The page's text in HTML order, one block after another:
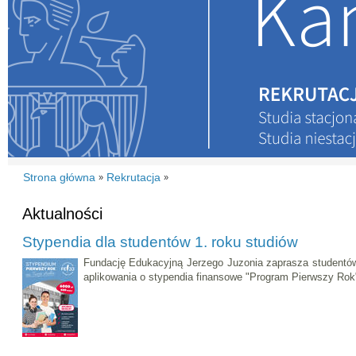
Strona główna » Rekrutacja »
Aktualności
Stypendia dla studentów 1. roku studiów
Fundację Edukacyjną Jerzego Juzonia zaprasza
aplikowania o stypendia finansowe "Program Pierwszy